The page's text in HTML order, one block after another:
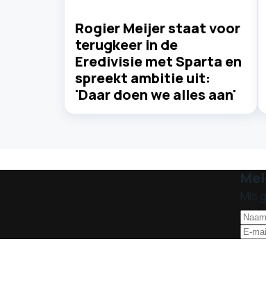
Rogier Meijer staat voor
terugkeer in de
Eredivisie met Sparta en
spreekt ambitie uit:
'Daar doen we alles aan'
Mis